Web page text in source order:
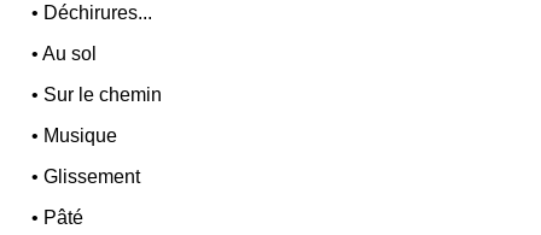
• Déchirures...
•Au sol
• Sur le chemin
• Musique
•Glissement
• Pâté